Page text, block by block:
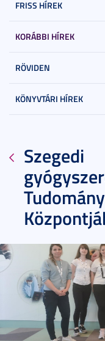
FRISS HÍREK
KORÁBBI HÍREK
RÖVIDEN
KÖNYVTÁRI HÍREK
Szegedi